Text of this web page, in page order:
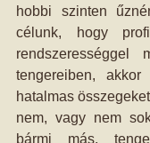
hobbi szinten
célunk, hogy
rendszerességgel
tengereiben,
hatalmas
nem, vagy nem
bármi más,